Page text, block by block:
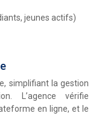
jeunes actifs)
simplifiant la gestion
L’agence vérifie
en ligne, et le